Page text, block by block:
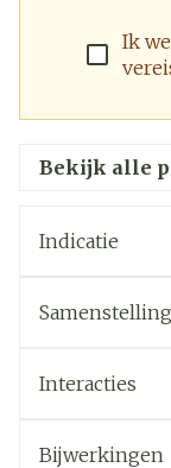
Ik
Bekijk alle
Indicatie
Samenstelling
Interacties
Bijwerkingen